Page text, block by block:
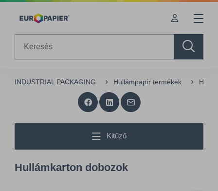
Table Of Content
INDUSTRIAL PACKAGING Hullámpapír termékek
Kitűző
Hullámkarton dobozok